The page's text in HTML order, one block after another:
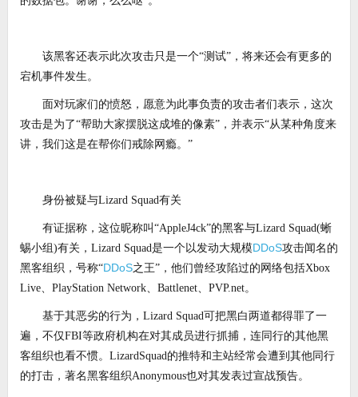
该黑客还表示此次攻击只是一个“测试”，将来还会有更多的
宕机事件发生。
面对玩家们的愤怒，愿意为此事负责的攻击者们表示，这次
攻击是为了“帮助大家摆脱这成堆的像素”，并表示“从某种角度来
讲，我们这是在帮你们戒除网瘾。”
身份被疑与Lizard Squad有关
有证据称，这位昵称叫“AppleJ4ck”的黑客与Lizard Squad(蜥
蜴小组)有关，Lizard Squad是一个以发动大规模DDoS攻击闻名的
黑客组织，号称“DDoS之王”，他们曾经攻陷过的网络包括Xbox
Live、PlayStation Network、Battlenet、PVP.net。
基于其恶劣的行为，Lizard Squad可把黑白两道都得罪了一
遍，不仅FBI等政府机构在对其成员进行抓捕，连同行的其他黑
客组织也看不惯。LizardSquad的推特和主站经常会遭到其他同行
的打击，著名黑客组织Anonymous也对其发表过宣战预告。